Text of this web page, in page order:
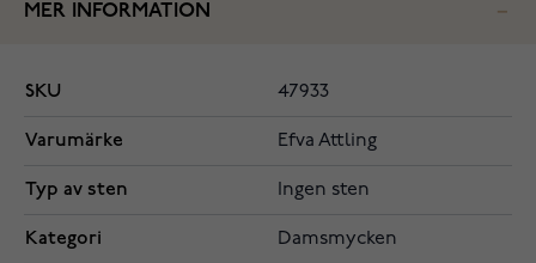
MER INFORMATION
SKU 47933
Varumärke Efva Attling
Typ av sten Ingen sten
Kategori Damsmycken